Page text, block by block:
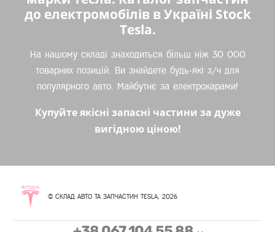
до електромобілів в Україні Stock
Tesla.
На нашому складі знаходиться більш ніж 30 000
товарних позицій. Ви знайдете будь-які з/ч для
популярного авто. Майбутнє за електрокарами!
Купуйте якісні запасні частини за дуже
вигідною ціною!
© СКЛАД АВТО ТА ЗАПЧАСТИН TESLA, 2026